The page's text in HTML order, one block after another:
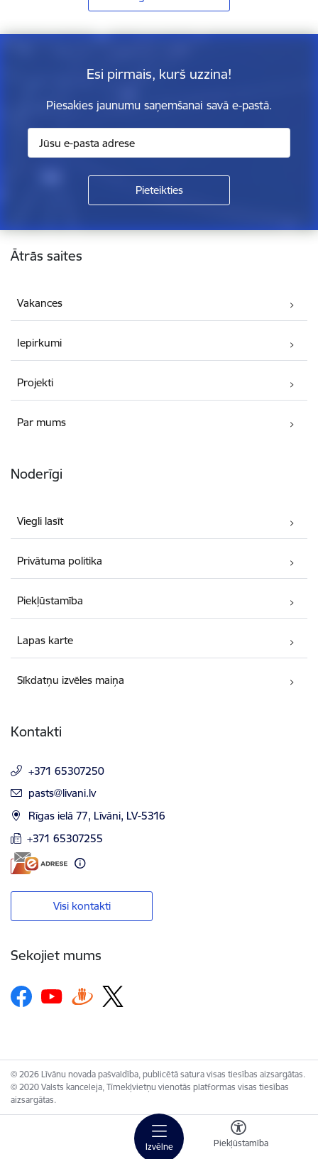
Izvēlne Piekļūstamība
Esi pirmais, kurš uzzina!
Piesakies jaunumu saņemšanai savā e-pastā.
Kājene
Ātrās saites
Vakances
Iepirkumi
Projekti
Par mums
Noderīgi
Viegli lasīt
Privātuma politika
Piekļūstamība
Lapas karte
Sīkdatņu izvēles maiņa
Kontakti
+371 65307250
E-pasts:
pasts@livani.lv
Rīgas ielā 77, Līvāni, LV-5316
+371 65307255
Visi kontakti
Sekojiet mums
© 2026 Līvānu novada pašvaldība, publicētā satura visas tiesības aizsargātas.
© 2020 Valsts kanceleja, Tīmekļvietņu vienotās platformas visas tiesības
aizsargātas.